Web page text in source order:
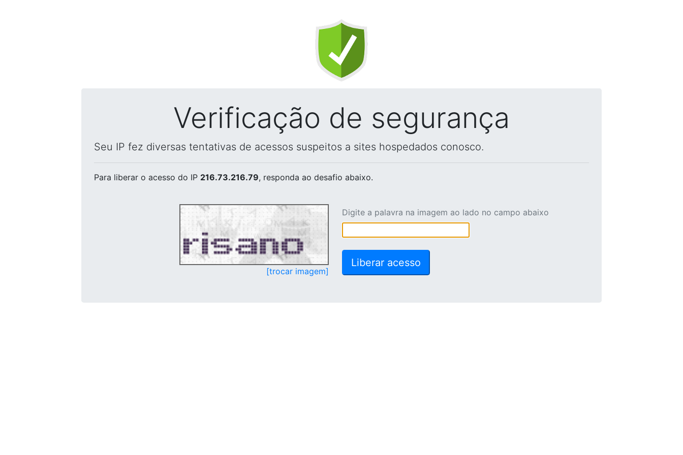
Verificação de segurança
Seu IP fez diversas tentativas de acessos suspeitos a sites hospedados conosco.
Para liberar o acesso do IP 216.73.216.79, responda ao desafio abaixo.
[trocar imagem]
Digite a palavra na imagem ao lado no campo abaixo